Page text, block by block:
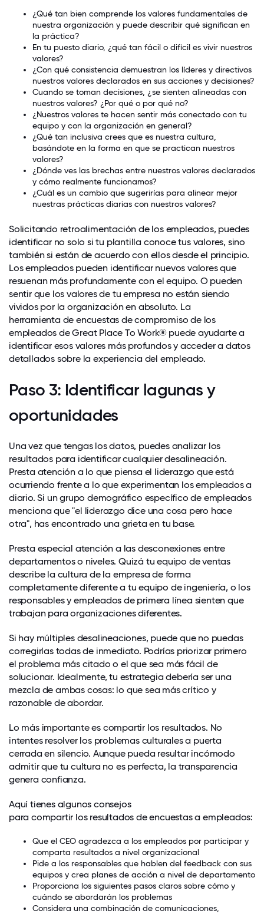
¿Qué tan bien comprende los valores fundamentales de
nuestra organización y puede describir qué significan en
la práctica?
En tu puesto diario, ¿qué tan fácil o difícil es vivir nuestros
valores?
¿Con qué consistencia demuestran los líderes y directivos
nuestros valores declarados en sus acciones y decisiones?
Cuando se toman decisiones, ¿se sienten alineadas con
nuestros valores? ¿Por qué o por qué no?
¿Nuestros valores te hacen sentir más conectado con tu
equipo y con la organización en general?
¿Qué tan inclusiva crees que es nuestra cultura,
basándote en la forma en que se practican nuestros
valores?
¿Dónde ves las brechas entre nuestros valores declarados
y cómo realmente funcionamos?
¿Cuál es un cambio que sugerirías para alinear mejor
nuestras prácticas diarias con nuestros valores?
Solicitando retroalimentación de los empleados, puedes
identificar no solo si tu plantilla conoce tus valores, sino
también si están de acuerdo con ellos desde el principio.
Los empleados pueden identificar nuevos valores que
resuenan más profundamente con el equipo. O pueden
sentir que los valores de tu empresa no están siendo
vividos por la organización en absoluto. La
herramienta de encuestas de compromiso de los
empleados de Great Place To Work® puede ayudarte a
identificar esos valores más profundos y acceder a datos
detallados sobre la experiencia del empleado.
Paso 3: Identificar lagunas y
oportunidades
Una vez que tengas los datos, puedes analizar los
resultados para identificar cualquier desalineación.
Presta atención a lo que piensa el liderazgo que está
ocurriendo frente a lo que experimentan los empleados a
diario. Si un grupo demográfico específico de empleados
menciona que "el liderazgo dice una cosa pero hace
otra", has encontrado una grieta en tu base.
Presta especial atención a las desconexiones entre
departamentos o niveles. Quizá tu equipo de ventas
describe la cultura de la empresa de forma
completamente diferente a tu equipo de ingeniería, o los
responsables y empleados de primera línea sienten que
trabajan para organizaciones diferentes.
Si hay múltiples desalineaciones, puede que no puedas
corregirlas todas de inmediato. Podrías priorizar primero
el problema más citado o el que sea más fácil de
solucionar. Idealmente, tu estrategia debería ser una
mezcla de ambas cosas: lo que sea más crítico y
razonable de abordar.
Lo más importante es compartir los resultados. No
intentes resolver los problemas culturales a puerta
cerrada en silencio. Aunque pueda resultar incómodo
admitir que tu cultura no es perfecta, la transparencia
genera confianza.
Aquí tienes algunos consejos
para compartir los resultados de encuestas a empleados:
Que el CEO agradezca a los empleados por participar y
comparta resultados a nivel organizacional
Pide a los responsables que hablen del feedback con sus
equipos y crea planes de acción a nivel de departamento
Proporciona los siguientes pasos claros sobre cómo y
cuándo se abordarán los problemas
Considera una combinación de comunicaciones,